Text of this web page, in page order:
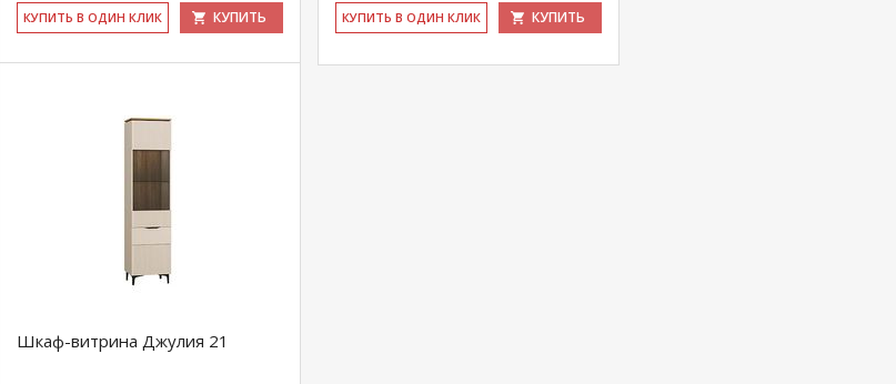
КУ­ПИТЬ В ОДИН КЛИК КУПИТЬ КУ­ПИТЬ В ОДИН КЛИК КУПИТЬ
Шкаф-витрина Джулия 21